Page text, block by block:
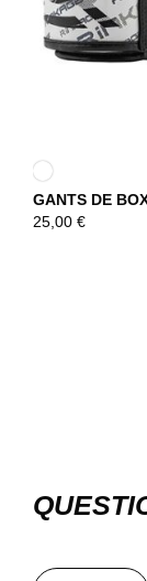
GANTS DE
25,00 €